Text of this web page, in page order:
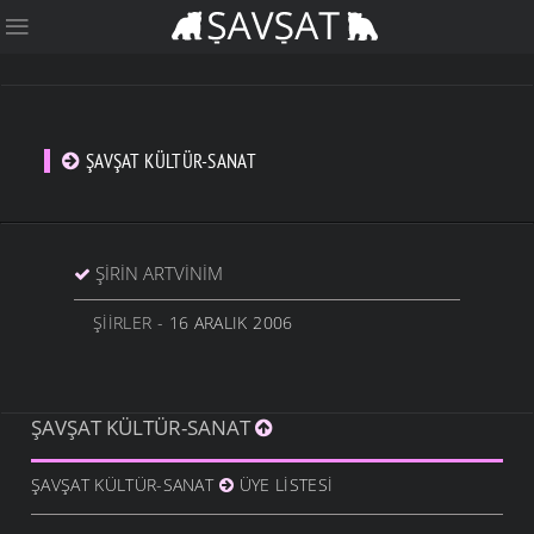
ŞAVŞAT KÜLTÜR-SANAT
ŞIRIN ARTVINIM
ŞIIRLER - 16 ARALIK 2006
ŞAVŞAT KÜLTÜR-SANAT
ŞAVŞAT KÜLTÜR-SANAT ÜYE LISTESI